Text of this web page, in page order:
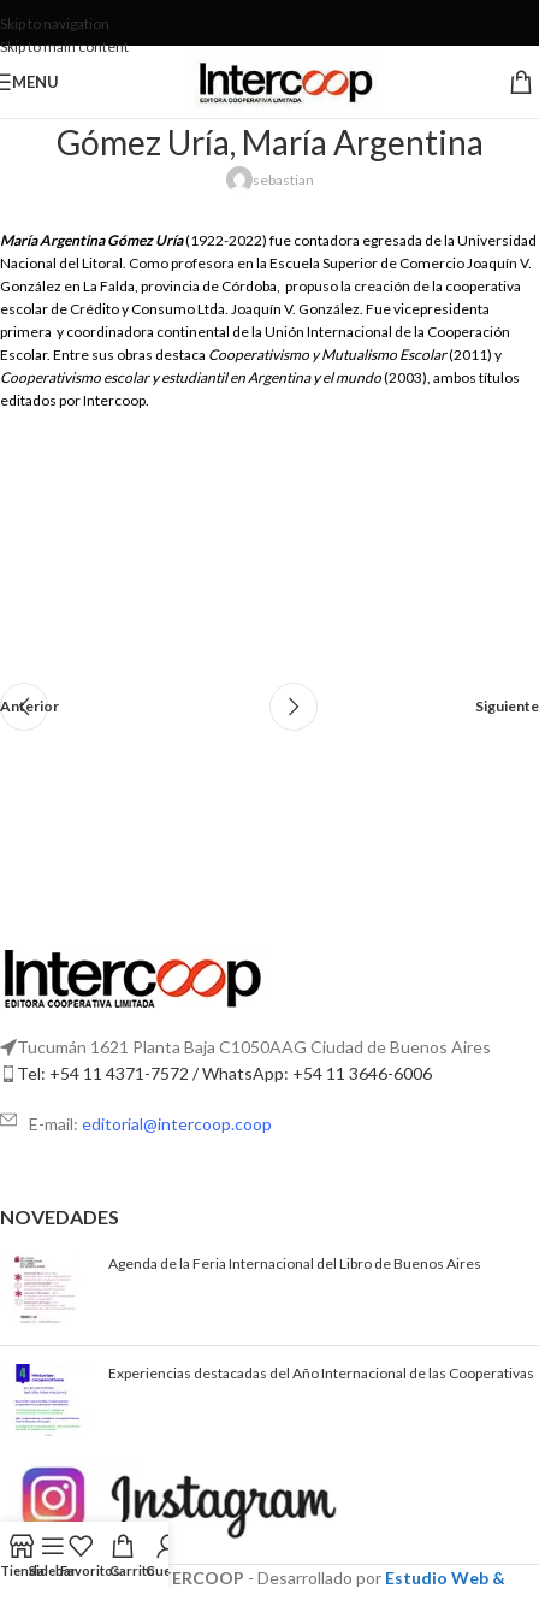
Skip to navigation
Skip to main content
MENU
Gómez Uría, María Argentina
sebastian
María Argentina Gómez Uría(1922-2022) fue contadora egresada de la Universidad
Nacional del Litoral. Como profesora en la Escuela Superior de Comercio Joaquín V.
González en La Falda, provincia de Córdoba, propuso la creación de la cooperativa
escolar de Crédito y Consumo Ltda. Joaquín V. González. Fue vicepresidenta
primera y coordinadora continental de la Unión Internacional de la Cooperación
Escolar. Entre sus obras destaca Cooperativismo y Mutualismo Escolar(2011) y
Cooperativismo escolar y estudiantil en Argentina y el mundo(2003), ambos títulos
editados por Intercoop.
Anterior Siguiente
Tucumán 1621 Planta Baja C1050AAG Ciudad de Buenos Aires
Tel: +54 11 4371-7572 / WhatsApp: +54 11 3646-6006
E-mail: editorial@intercoop.coop
NOVEDADES
Agenda de la Feria Internacional del Libro de Buenos Aires
Experiencias destacadas del Año Internacional de las Cooperativas
© 2023–2026INTERCOOP - Desarrollado por Estudio Web &
TiendaSidebarFavoritosCarritoCuenta